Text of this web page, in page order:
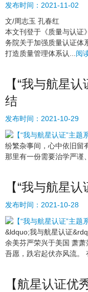
发布时间： 2021-11-02
文/周志玉 孔春红
本文刊登于《质量与认证
务院关于加强质量认证体
打造质量管理体系认...阅
【“我与航星
结
发布时间： 2021-10-29
纷繁杂事间，心中依旧留
那里有一份需要治学严谨
【“我与航星
发布时间： 2021-10-28
&ldquo;我与航星认证
余美芬严荣兴于美国 萧
吾愿，跌宕起伏亦风流。
【航星认证优